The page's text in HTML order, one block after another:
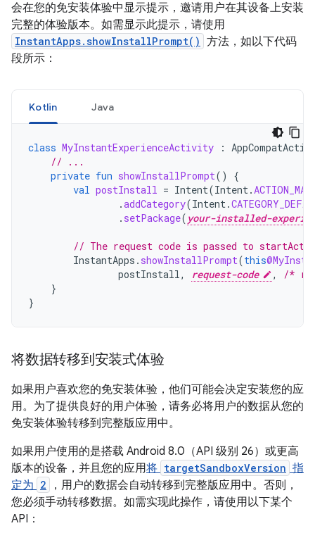
会在您的免安装体验中显示提示，邀请用户在其设备上安装
完整的体验版本。如需显示此提示，请使用
InstantApps.showInstallPrompt() 方法，如以下代码
段所示：
Kotlin Java
class MyInstantExperienceActivity :
// ...
private fun showInstallPrompt()
{
val postInstall = Intent(Intent.
.addCategory(Intent.
. setPackage( your-installed-
// The request code is passed to
InstantApps . showInstallPrompt(this
postInstall, request-code ,
/*
}
}
将数据转移到安装式体验
如果用户喜欢您的免安装体验，他们可能会决定安装您的应
用。为了提供良好的用户体验，请务必将用户的数据从您的
免安装体验转移到完整版应用中。
如果用户使用的是搭载 Android 8.0（API 级别 26）或更高
版本的设备，并且您的应用将 targetSandboxVersion 指
定为 2
，用户的数据会自动转移到完整版应用中。否则，
您必须手动转移数据。如需实现此操作，请使用以下某个
API：